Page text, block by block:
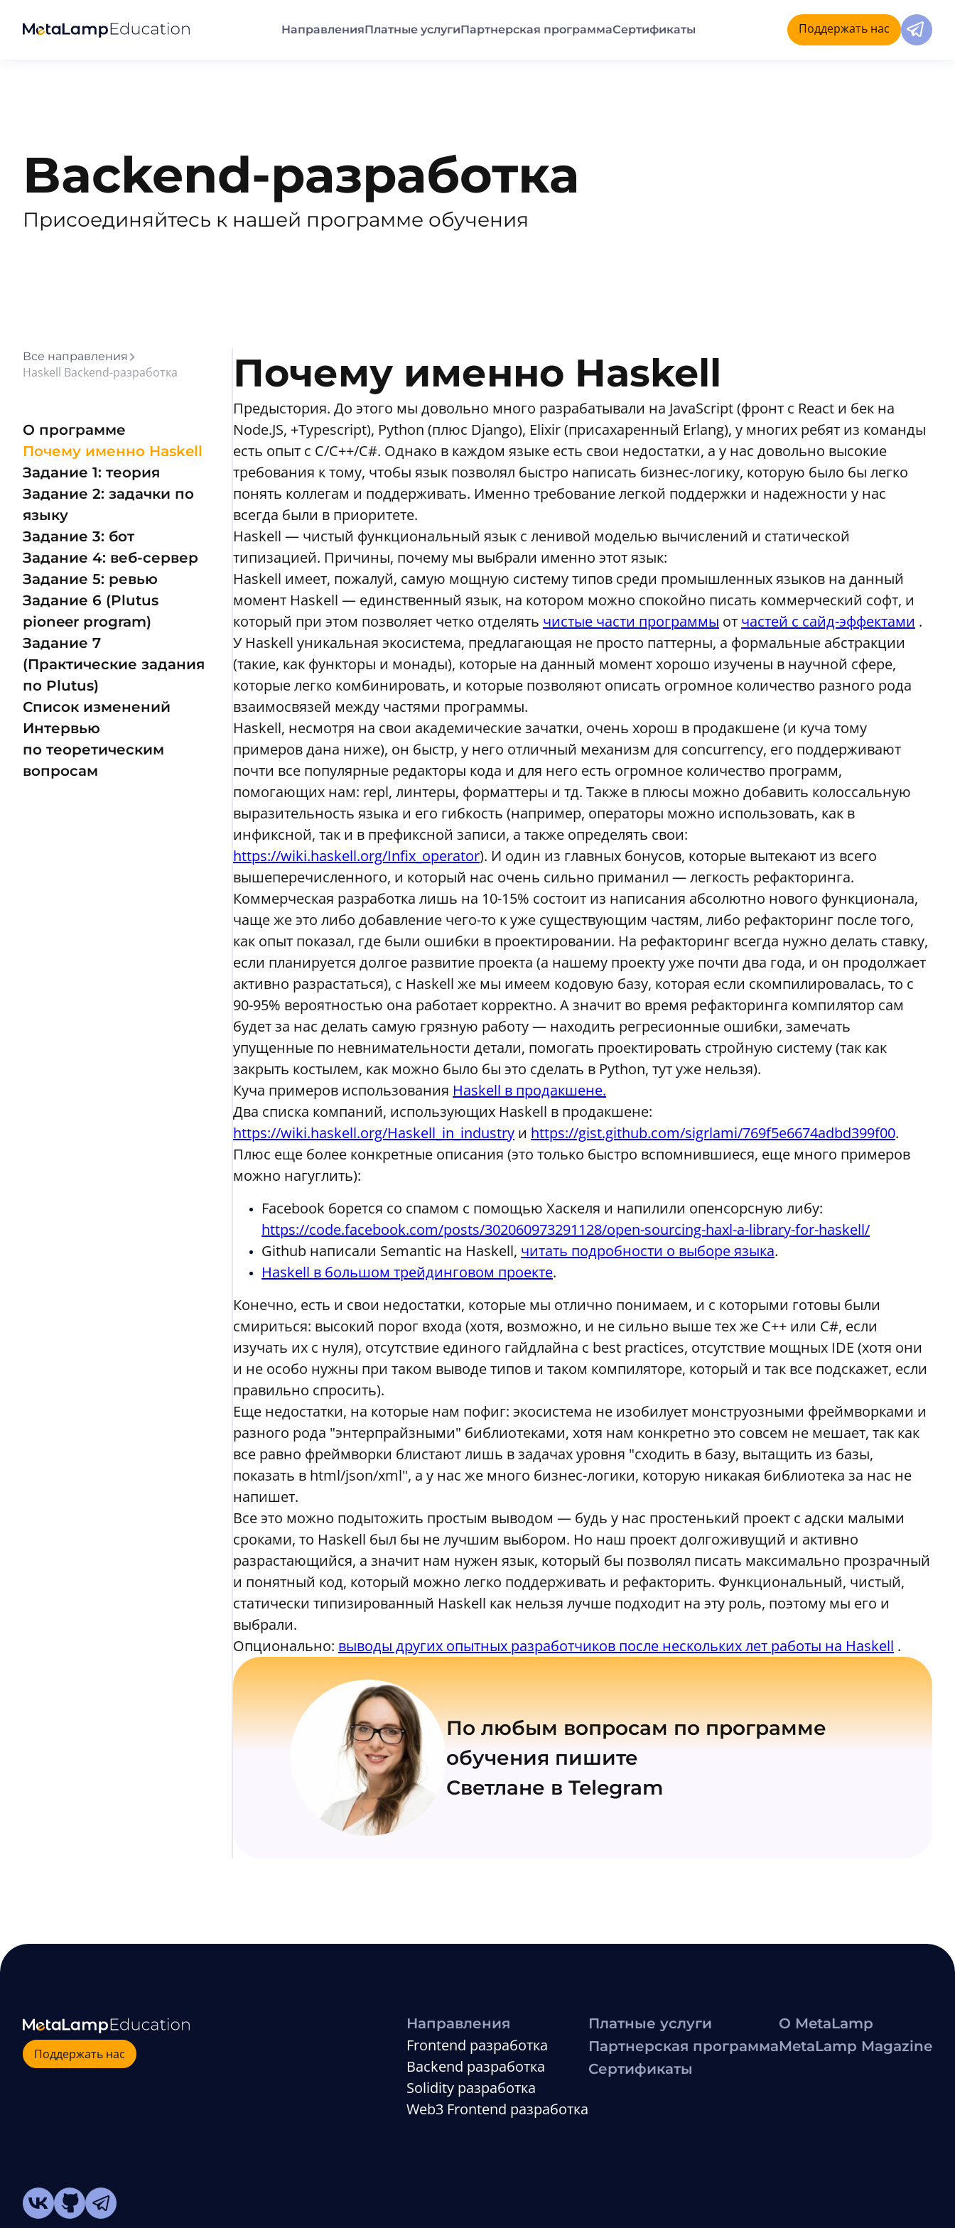
НаправленияПлатные услугиПартнерская программаСертификаты Поддержать нас
Backend-разработка
Присоединяйтесь к нашей программе обучения
Все направления
Haskell Backend-разработка
О программе
Почему именно Haskell
Задание 1: теория
Задание 2: задачки по
языку
Задание 3: бот
Задание 4: веб-сервер
Задание 5: ревью
Задание 6 (Plutus
pioneer program)
Задание 7
(Практические задания
по Plutus)
Список изменений
Интервью
по теоретическим
вопросам
Почему именно Haskell
Предыстория. До этого мы довольно много разрабатывали на JavaScript (фронт с React и бек на
Node.JS, +Typescript), Python (плюс Django), Elixir (присахаренный Erlang), у многих ребят из команды
есть опыт с C/C++/C#. Однако в каждом языке есть свои недостатки, а у нас довольно высокие
требования к тому, чтобы язык позволял быстро написать бизнес-логику, которую было бы легко
понять коллегам и поддерживать. Именно требование легкой поддержки и надежности у нас
всегда были в приоритете.
Haskell — чистый функциональный язык с ленивой моделью вычислений и статической
типизацией. Причины, почему мы выбрали именно этот язык:
Haskell имеет, пожалуй, самую мощную систему типов среди промышленных языков на данный
момент Haskell — единственный язык, на котором можно спокойно писать коммерческий софт, и
который при этом позволяет четко отделять чистые части программы от частей с сайд-эффектами .
У Haskell уникальная экосистема, предлагающая не просто паттерны, а формальные абстракции
(такие, как функторы и монады), которые на данный момент хорошо изучены в научной сфере,
которые легко комбинировать, и которые позволяют описать огромное количество разного рода
взаимосвязей между частями программы.
Haskell, несмотря на свои академические зачатки, очень хорош в продакшене (и куча тому
примеров дана ниже), он быстр, у него отличный механизм для concurrency, его поддерживают
почти все популярные редакторы кода и для него есть огромное количество программ,
помогающих нам: repl, линтеры, форматтеры и тд. Также в плюсы можно добавить колоссальную
выразительность языка и его гибкость (например, операторы можно использовать, как в
инфиксной, так и в префиксной записи, а также определять свои:
https://wiki.haskell.org/Infix_operator). И один из главных бонусов, которые вытекают из всего
вышеперечисленного, и который нас очень сильно приманил — легкость рефакторинга.
Коммерческая разработка лишь на 10-15% состоит из написания абсолютно нового функционала,
чаще же это либо добавление чего-то к уже существующим частям, либо рефакторинг после того,
как опыт показал, где были ошибки в проектировании. На рефакторинг всегда нужно делать ставку,
если планируется долгое развитие проекта (а нашему проекту уже почти два года, и он продолжает
активно разрастаться), с Haskell же мы имеем кодовую базу, которая если скомпилировалась, то с
90-95% вероятностью она работает корректно. А значит во время рефакторинга компилятор сам
будет за нас делать самую грязную работу — находить регресионные ошибки, замечать
упущенные по невнимательности детали, помогать проектировать стройную систему (так как
закрыть костылем, как можно было бы это сделать в Python, тут уже нельзя).
Куча примеров использования Haskell в продакшене.
Два списка компаний, использующих Haskell в продакшене:
https://wiki.haskell.org/Haskell_in_industry и https://gist.github.com/sigrlami/769f5e6674adbd399f00.
Плюс еще более конкретные описания (это только быстро вспомнившиеся, еще много примеров
можно нагуглить):
Facebook борется со спамом с помощью Хаскеля и напилили опенсорсную либу:
https://code.facebook.com/posts/302060973291128/open-sourcing-haxl-a-library-for-haskell/
Github написали Semantic на Haskell, читать подробности о выборе языка.
Haskell в большом трейдинговом проекте.
Конечно, есть и свои недостатки, которые мы отлично понимаем, и с которыми готовы были
смириться: высокий порог входа (хотя, возможно, и не сильно выше тех же C++ или C#, если
изучать их с нуля), отсутствие единого гайдлайна с best practices, отсутствие мощных IDE (хотя они
и не особо нужны при таком выводе типов и таком компиляторе, который и так все подскажет, если
правильно спросить).
Еще недостатки, на которые нам пофиг: экосистема не изобилует монструозными фреймворками и
разного рода "энтерпрайзными" библиотеками, хотя нам конкретно это совсем не мешает, так как
все равно фреймворки блистают лишь в задачах уровня "сходить в базу, вытащить из базы,
показать в html/json/xml", а у нас же много бизнес-логики, которую никакая библиотека за нас не
напишет.
Все это можно подытожить простым выводом — будь у нас простенький проект с адски малыми
сроками, то Haskell был бы не лучшим выбором. Но наш проект долгоживущий и активно
разрастающийся, а значит нам нужен язык, который бы позволял писать максимально прозрачный
и понятный код, который можно легко поддерживать и рефакторить. Функциональный, чистый,
статически типизированный Haskell как нельзя лучше подходит на эту роль, поэтому мы его и
выбрали.
Опционально: выводы других опытных разработчиков после нескольких лет работы на Haskell .
По любым вопросам по программе
обучения пишите
Светлане в Telegram
Поддержать нас
Направления
Frontend разработка
Backend разработка
Solidity разработка
Web3 Frontend разработка
Платные услуги
Партнерская программа
Сертификаты
О MetaLamp
MetaLamp Magazine